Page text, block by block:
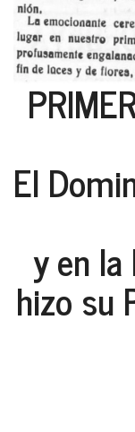
El
y en
hizo su